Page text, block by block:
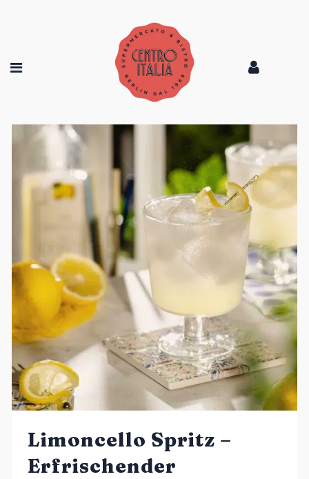
Limoncello Spritz –
Erfrischender